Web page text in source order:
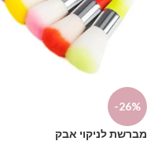
-26%
מברשת לניקוי אבק